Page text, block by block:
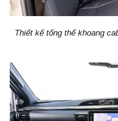
Thiết kế tổng thể khoang